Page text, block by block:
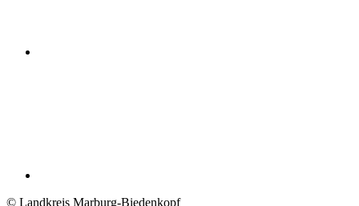
© Landkreis Marburg-Biedenkopf